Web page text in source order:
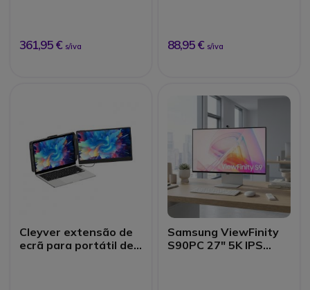
361,95 € s/iva 88,95 € s/iva
Cleyver extensão de
ecrã para portátil de
Samsung ViewFinity
S90PC 27" 5K IPS